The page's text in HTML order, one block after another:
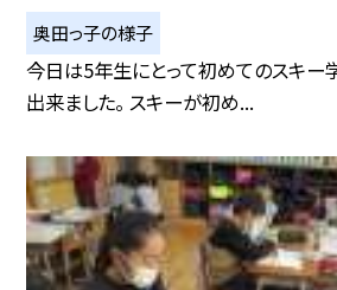
奥田っ子の様子
今日は5年生にとって初めてのスキー
出来ました。 スキーが初め...